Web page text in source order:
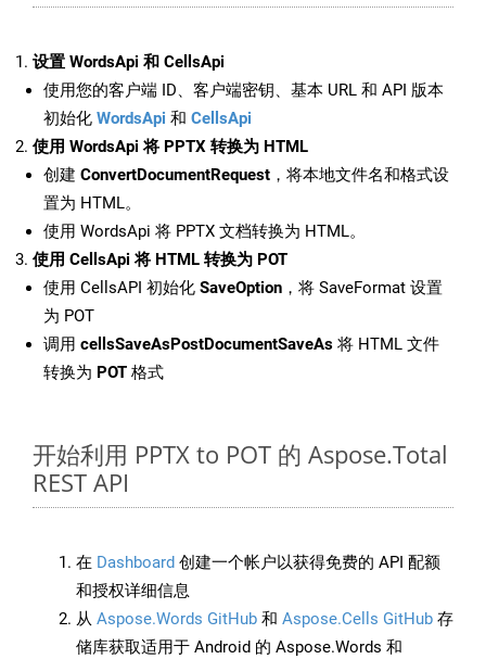
设置 WordsApi 和 CellsApi
使用您的客户端 ID、客户端密钥、基本 URL 和 API 版本
初始化 WordsApi 和 CellsApi
使用 WordsApi 将 PPTX 转换为 HTML
创建 ConvertDocumentRequest ，将本地文件名和格式设
置为 HTML。
使用 WordsApi 将 PPTX 文档转换为 HTML。
使用 CellsApi 将 HTML 转换为 POT
使用 CellsAPI 初始化 SaveOption ，将 SaveFormat 设置
为 POT
调用 cellsSaveAsPostDocumentSaveAs 将 HTML 文件
转换为 POT 格式
开始利用 PPTX to POT 的 Aspose.Total
REST API
在 Dashboard 创建一个帐户以获得免费的 API 配额
和授权详细信息
从 Aspose.Words GitHub 和 Aspose.Cells GitHub 存
储库获取适用于 Android 的 Aspose.Words 和